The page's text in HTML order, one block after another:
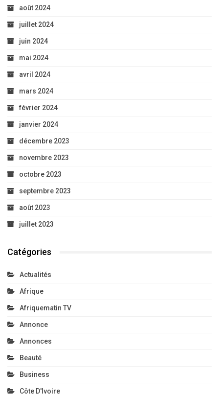
août 2024
juillet 2024
juin 2024
mai 2024
avril 2024
mars 2024
février 2024
janvier 2024
décembre 2023
novembre 2023
octobre 2023
septembre 2023
août 2023
juillet 2023
Catégories
Actualités
Afrique
Afriquematin TV
Annonce
Annonces
Beauté
Business
Côte D'Ivoire